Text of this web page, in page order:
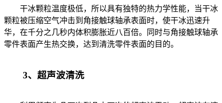
干冰颗粒温度极低，所以具有独特的热力学性能，当干冰
颗粒被压缩空气冲击到角接触球轴承表面时，使干冰迅速升
华，在千分之几秒内体积膨胀近八百倍。同时与角接触球轴承
零件表面产生热交换，达到清洗零件表面的目的。
3、超声波清洗